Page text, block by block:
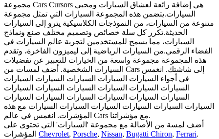
مجموعة Cars Cursors هي إضافة رائعة لعشاق السيارات ومحبي
السيارات.يتضمن هذه المجموعة السيارات التي تمثل مجموعة
متنوعة من السيارات، من النموذجات الكلاسيكية يترو إلى السيارات
الحديثة.تكرر كل سلة خصائص وتصميم مختلف صنع ونماذج
السيارات، مما يسمح للمستخدمين لتجربة عالم السيارات في
الفضاء الرقمي.من السيارات الرياضية إلى ليميزون الفاخرة، وتقدم
هذه المجموعة مجموعة واسعة من الخيارات للتعبير عن تفضيلات
السيارات الشخصية. أضف لمسات من Cars إلى شاشتك. انغمس
في أجواء السيارات السيارات السيارات السيارات السيارات
السيارات السيارات السيارات السيارات السيارات السيارات
السيارات السيارات السيارات السيارات السيارات السيارات
السيارات السيارات السيارات السيارات السيارات السيارات مع هذه
المؤشرات. انغمس في عالم Cars مع مؤشراتنا.
أضف لمسة من الأصالة مع مجموعة 'السيارات' التي تحتوي على
Chevrolet, Porsche, Nissan, Bugatti Chiron, Ferrari.